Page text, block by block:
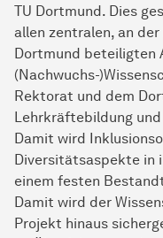
TU Dort­mund. Dies
allen zentralen, an
Dortmund beteiligten
(Nachwuchs-
Rektorat und dem
Lehrkräftebildung
Damit wird
Diversitätsaspekte in
einem festen
Damit wird der
Projekt hinaus